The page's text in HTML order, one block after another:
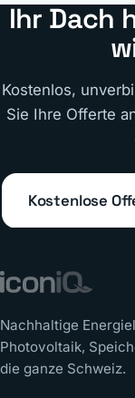
Ihr Dach
Kostenlos,
Sie Ihre Offerte
Kostenlose
Nachhaltige
Photovoltaik,
die ganze Schweiz.